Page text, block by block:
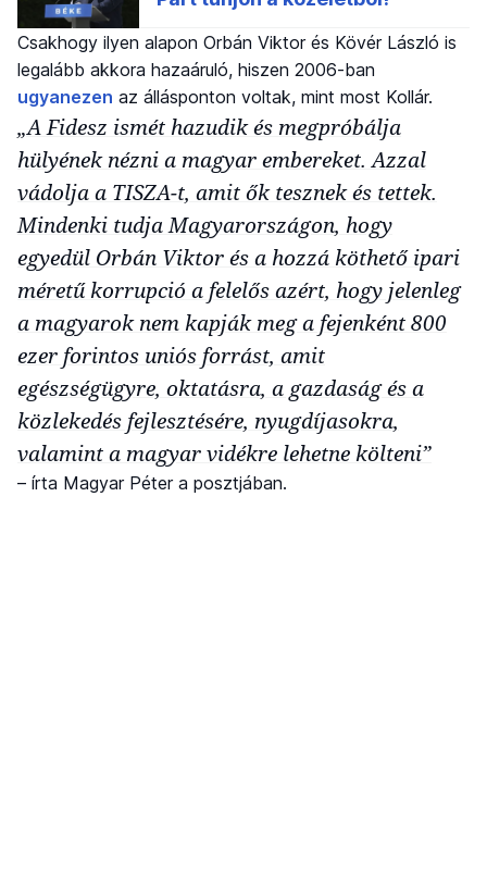
Csakhogy ilyen alapon Orbán Viktor és Kövér László is
legalább akkora hazaáruló, hiszen 2006-ban
ugyanezen az állásponton voltak, mint most Kollár.
„A Fidesz ismét hazudik és megpróbálja
hülyének nézni a magyar embereket. Azzal
vádolja a TISZA-t, amit ők tesznek és tettek.
Mindenki tudja Magyarországon, hogy
egyedül Orbán Viktor és a hozzá köthető ipari
méretű korrupció a felelős azért, hogy jelenleg
a magyarok nem kapják meg a fejenként 800
ezer forintos uniós forrást, amit
egészségügyre, oktatásra, a gazdaság és a
közlekedés fejlesztésére, nyugdíjasokra,
valamint a magyar vidékre lehetne költeni”
– írta Magyar Péter a posztjában.